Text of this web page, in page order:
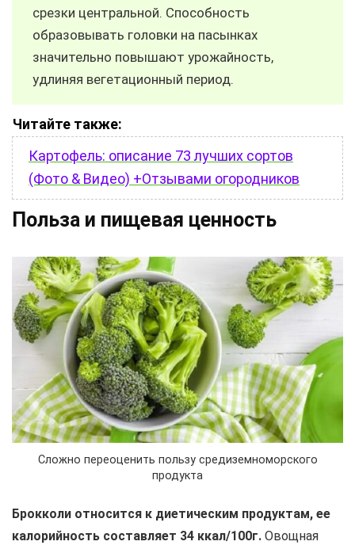
срезки центральной. Способность
образовывать головки на пасынках
значительно повышают урожайность,
удлиняя вегетационный период.
Читайте также:
Картофель: описание 73 лучших сортов
(Фото & Видео) +Отзывами огородников
Польза и пищевая ценность
Сложно переоценить пользу средиземноморского
продукта
Брокколи относится к диетическим продуктам, ее
калорийность составляет 34 ккал/100г. Овощная